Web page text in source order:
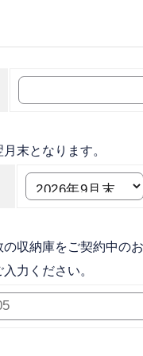
末となります。
収納庫をご契約中のお
力ください。